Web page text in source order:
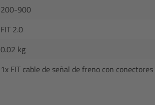
200-900
FIT 2.0
0.02 kg
1x FIT cable de señal de freno con